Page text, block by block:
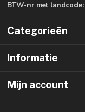
BTW-nr met landcode:
Categorieën
Informatie
Mijn account